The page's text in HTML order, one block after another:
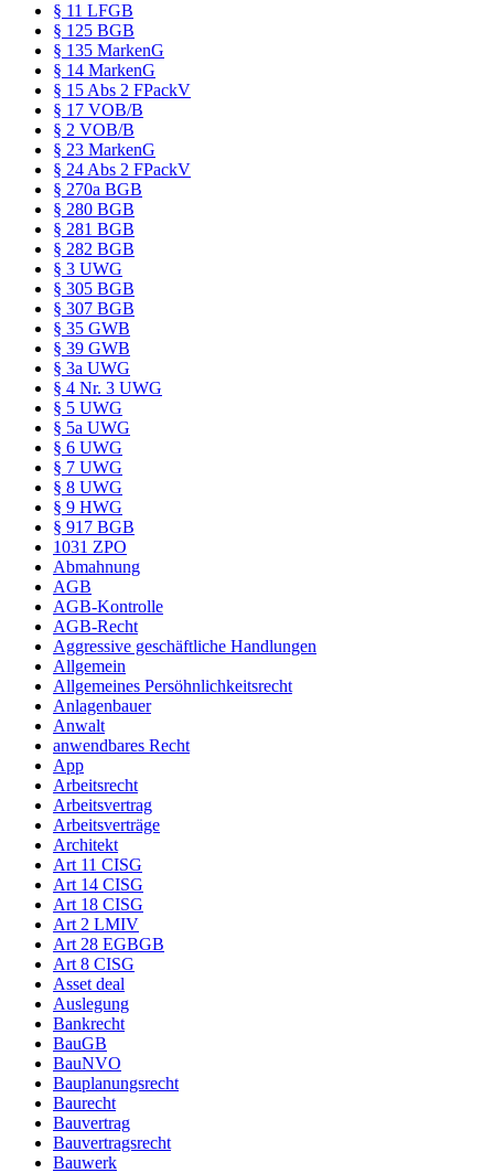
§ 11 LFGB
§ 125 BGB
§ 135 MarkenG
§ 14 MarkenG
§ 15 Abs 2 FPackV
§ 17 VOB/B
§ 2 VOB/B
§ 23 MarkenG
§ 24 Abs 2 FPackV
§ 270a BGB
§ 280 BGB
§ 281 BGB
§ 282 BGB
§ 3 UWG
§ 305 BGB
§ 307 BGB
§ 35 GWB
§ 39 GWB
§ 3a UWG
§ 4 Nr. 3 UWG
§ 5 UWG
§ 5a UWG
§ 6 UWG
§ 7 UWG
§ 8 UWG
§ 9 HWG
§ 917 BGB
1031 ZPO
Abmahnung
AGB
AGB-Kontrolle
AGB-Recht
Aggressive geschäftliche Handlungen
Allgemein
Allgemeines Persöhnlichkeitsrecht
Anlagenbauer
Anwalt
anwendbares Recht
App
Arbeitsrecht
Arbeitsvertrag
Arbeitsverträge
Architekt
Art 11 CISG
Art 14 CISG
Art 18 CISG
Art 2 LMIV
Art 28 EGBGB
Art 8 CISG
Asset deal
Auslegung
Bankrecht
BauGB
BauNVO
Bauplanungsrecht
Baurecht
Bauvertrag
Bauvertragsrecht
Bauwerk